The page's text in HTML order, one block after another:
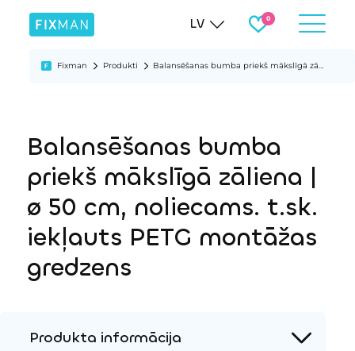
LV
Fixman Produkti Balansēšanas bumba priekš mākslīgā zāliena | ø 50 cm, noliecams. t.sk. iekļauts PETG montāžas gredzens
Balansēšanas bumba
priekš mākslīgā zāliena |
ø 50 cm, noliecams. t.sk.
iekļauts PETG montāžas
gredzens
Produkta informācija